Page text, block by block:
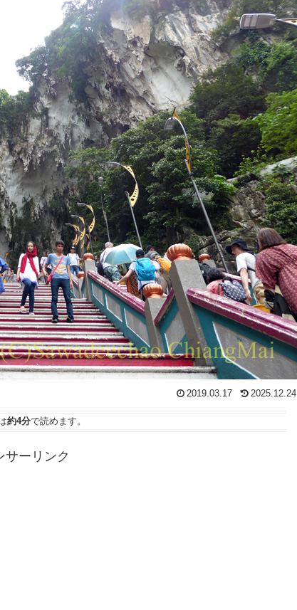
2019.03.17 2025.12.24
約4分で読めます。
サーリンク